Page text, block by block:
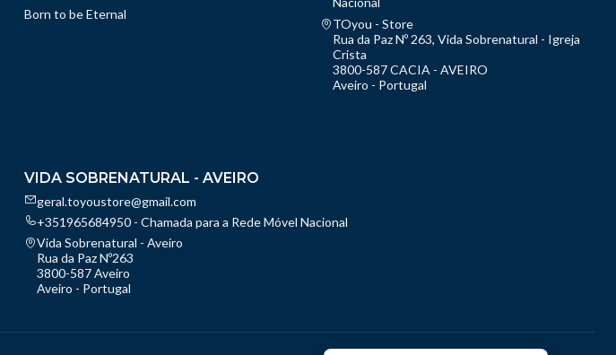
Born to be Eternal
TOyou - Store
Rua da Paz Nº 263, Vida Sobrenatural - Igreja
Crista
3800-587 CACIA - AVEIRO
Aveiro - Portugal
VIDA SOBRENATURAL - AVEIRO
geral.toyoustore@gmail.com
+351965684950 - Chamada para a Rede Móvel Nacional
Vida Sobrenatural - Aveiro
Rua da Paz Nº263
3800-587 Aveiro
Aveiro - Portugal